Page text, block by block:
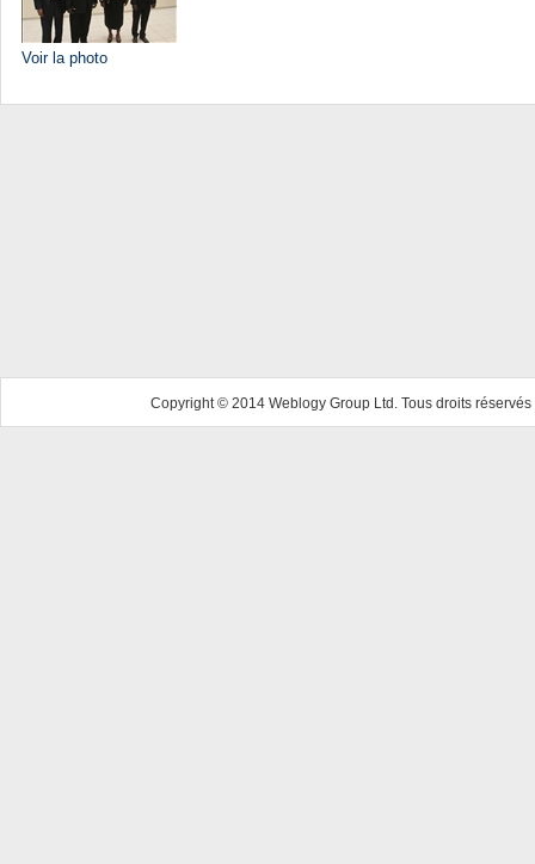
Voir la photo
Copyright © 2014 Weblogy Group Ltd. Tous droits